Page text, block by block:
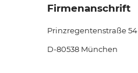
Firmen­anschrift
Prinzregentenstraße 54
D-80538 München